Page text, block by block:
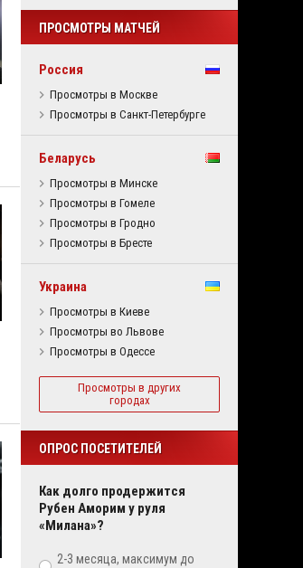
ПРОСМОТРЫ МАТЧЕЙ
Россия
Просмотры в Москве
Просмотры в Санкт-Петербурге
Беларусь
Просмотры в Минске
Просмотры в Гомеле
Просмотры в Гродно
Просмотры в Бресте
Украина
Просмотры в Киеве
Просмотры во Львове
Просмотры в Одессе
Просмотры в других
городах
ОПРОС ПОСЕТИТЕЛЕЙ
Как долго продержится
Рубен Аморим у руля
«Милана»?
2-3 месяца, максимум до